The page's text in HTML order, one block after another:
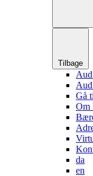
Tilbage
Gå
Om
da
en